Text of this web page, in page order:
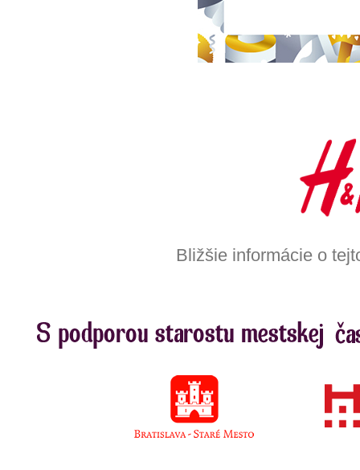
Bližšie informácie o